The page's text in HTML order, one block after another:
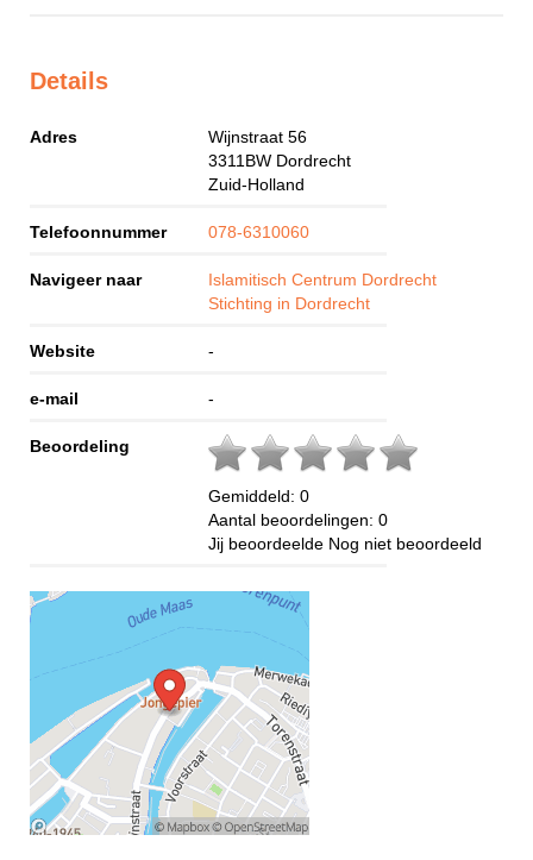
Details
Adres
Wijnstraat 56
3311BW Dordrecht
Zuid-Holland
Telefoonnummer 078-6310060
Navigeer naar
Islamitisch Centrum Dordrecht
Stichting in Dordrecht
Website -
e-mail -
Beoordeling
Gemiddeld: 0
Aantal beoordelingen: 0
Jij beoordeelde Nog niet beoordeeld